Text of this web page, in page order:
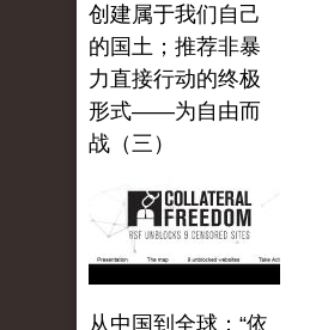
创建属于我们自己
的国土；推荐非暴
力直接行动的终极
形式——为自由而
战（三）
从中国到全球：“依